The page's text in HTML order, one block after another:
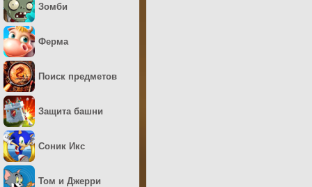
Зомби
Ферма
Поиск предметов
Защита башни
Соник Икс
Том и Джерри